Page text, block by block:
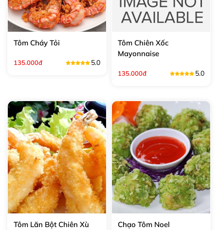
Tôm Cháy Tỏi
135.000đ 5.0
Tôm Chiên Xốc
Mayonnaise
135.000đ 5.0
Tôm Lăn Bột Chiên Xù Chạo Tôm Noel